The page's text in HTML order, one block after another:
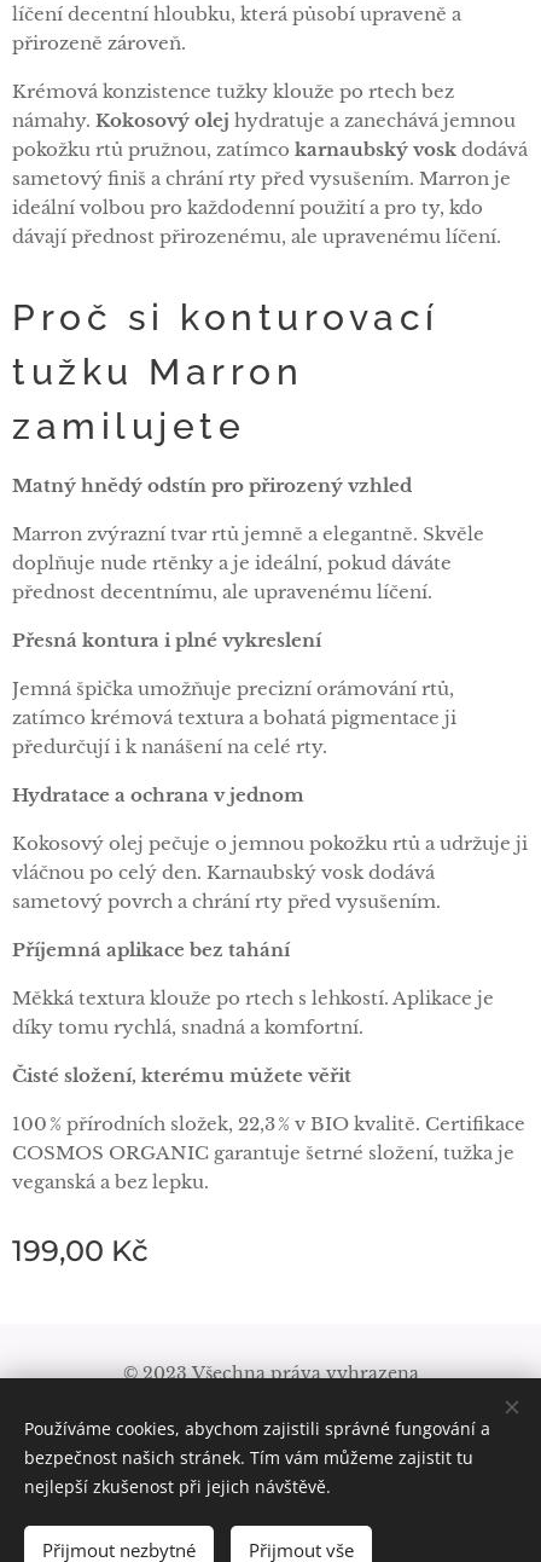
líčení decentní hloubku, která působí upraveně a
přirozeně zároveň.
Krémová konzistence tužky klouže po rtech bez
námahy. Kokosový olej hydratuje a zanechává jemnou
pokožku rtů pružnou, zatímco karnaubský vosk dodává
sametový finiš a chrání rty před vysušením. Marron je
ideální volbou pro každodenní použití a pro ty, kdo
dávají přednost přirozenému, ale upravenému líčení.
Proč si konturovací
tužku Marron
zamilujete
Matný hnědý odstín pro přirozený vzhled
Marron zvýrazní tvar rtů jemně a elegantně. Skvěle
doplňuje nude rtěnky a je ideální, pokud dáváte
přednost decentnímu, ale upravenému líčení.
Přesná kontura i plné vykreslení
Jemná špička umožňuje precizní orámování rtů,
zatímco krémová textura a bohatá pigmentace ji
předurčují i k nanášení na celé rty.
Hydratace a ochrana v jednom
Kokosový olej pečuje o jemnou pokožku rtů a udržuje ji
vláčnou po celý den. Karnaubský vosk dodává
sametový povrch a chrání rty před vysušením.
Příjemná aplikace bez tahání
Měkká textura klouže po rtech s lehkostí. Aplikace je
díky tomu rychlá, snadná a komfortní.
Čisté složení, kterému můžete věřit
100 % přírodních složek, 22,3 % v BIO kvalitě. Certifikace
COSMOS ORGANIC garantuje šetrné složení, tužka je
veganská a bez lepku.
199,00 Kč
DO KOŠÍKU
© 2023 Všechna práva vyhrazena
Cookies
Používáme cookies, abychom zajistili správné fungování a
bezpečnost našich stránek. Tím vám můžeme zajistit tu
nejlepší zkušenost při jejich návštěvě.
Přijmout nezbytné Přijmout vše